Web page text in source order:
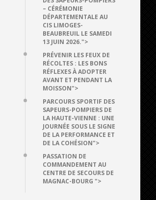
– CÉRÉMONIE
DÉPARTEMENTALE AU
CIS LIMOGES-
BEAUBREUIL LE SAMEDI
13 JUIN 2026.">
PRÉVENIR LES FEUX DE
RÉCOLTES : LES BONS
RÉFLEXES À ADOPTER
AVANT ET PENDANT LA
MOISSON">
PARCOURS SPORTIF DES
SAPEURS-POMPIERS DE
LA HAUTE-VIENNE : UNE
JOURNÉE SOUS LE SIGNE
DE LA PERFORMANCE ET
DE LA COHÉSION">
PASSATION DE
COMMANDEMENT AU
CENTRE DE SECOURS DE
MAGNAC-BOURG ">